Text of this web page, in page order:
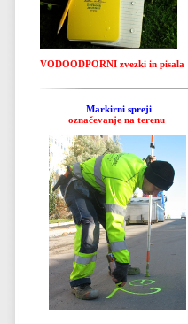
VODOODPORNI zvezki in pisala
Markirni spreji
označevanje na terenu